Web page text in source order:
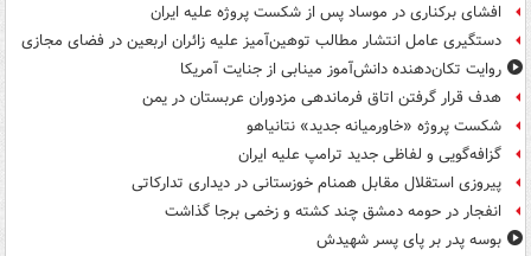
افشای برکناری در موساد پس از شکست پروژه علیه ایران
دستگیری عامل انتشار مطالب توهین‌آمیز علیه زائران اربعین در فضای مجازی
روایت تکان‌دهنده دانش‌آموز مینابی از جنایت آمریکا
هدف قرار گرفتن اتاق‌ فرماندهی مزدوران عربستان در یمن
شکست پروژه «خاورمیانه جدید» نتانیاهو
گزافه‌گویی و لفاظی جدید ترامپ علیه ایران
پیروزی استقلال مقابل همنام خوزستانی در دیداری تدارکاتی
انفجار در حومه دمشق چند کشته و زخمی برجا گذاشت
بوسه‌ پدر بر پای پسر شهیدش